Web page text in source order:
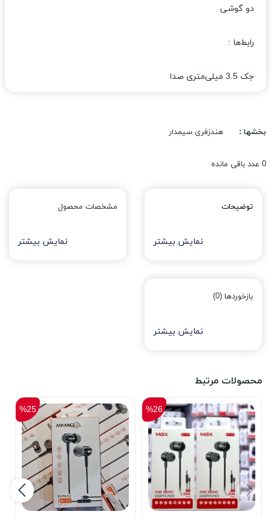
دو گوشی
رابط‌ها :
جک 3.5 میلی‌متری صدا
بخشها : هندزفری سیمدار
0 عدد باقی مانده
توضیحات
نمایش بیشتر
مشخصات محصول
نمایش بیشتر
بازخوردها (0)
نمایش بیشتر
محصولات مرتبط
%26
%25